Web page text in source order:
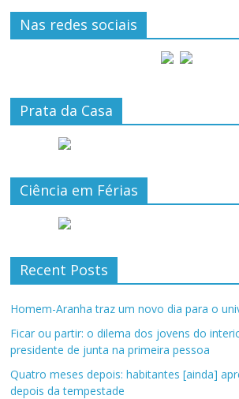
Nas redes sociais
Prata da Casa
Ciência em Férias
Recent Posts
Homem-Aranha traz um novo dia para o
Ficar ou partir: o dilema dos jovens do
presidente de junta na primeira pessoa
Quatro meses depois: habitantes [ainda]
depois da tempestade